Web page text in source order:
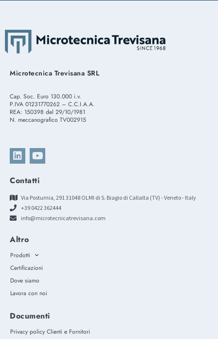
Microtecnica Trevisana SRL
Cap. Soc. Euro 130.000 i.v.
P.IVA 01231770262 – C.C.I.A.A.
REA: 150398 del 29/10/1981
N. meccanografico TV002915
Contatti
Via Postumia, 291 31048 OLMI di S. Biagio di Callalta (TV) - Veneto - Italy
+39 0422 362444
info@microtecnicatrevisana.com
Altro
Prodotti
Certificazioni
Dove siamo
Lavora con noi
Documenti
Privacy policy Clienti e Fornitori